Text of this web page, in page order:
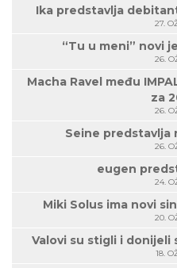
Ika predstavlja
27.
“Tu u meni” novi
26.
Macha Ravel među
za
26.
Seine predstavlja
26.
eugen
24.
Miki Solus ima novi
20.
Valovi su stigli i donijeli
18.